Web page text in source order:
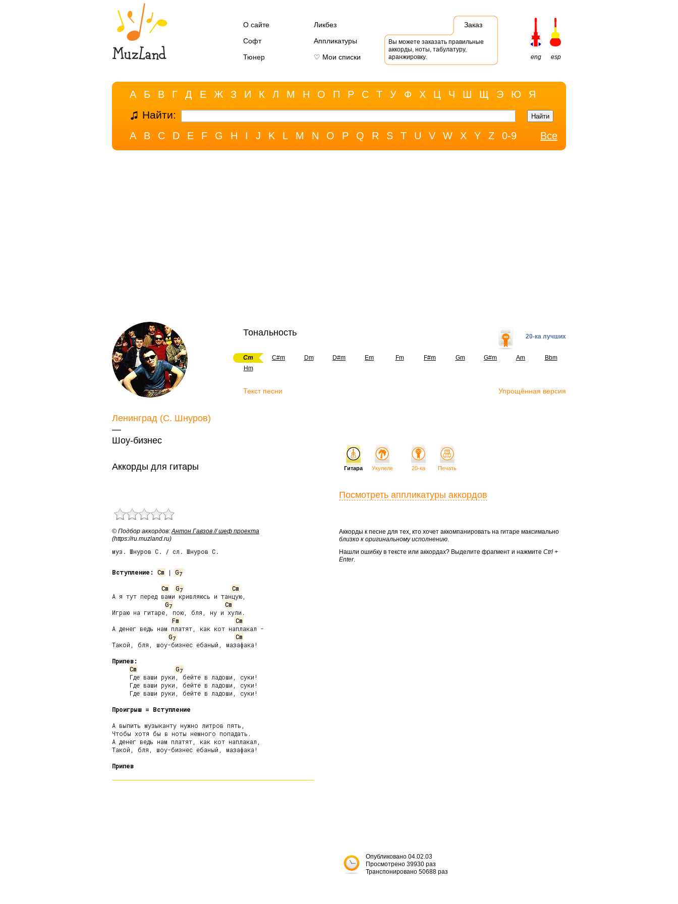
О сайте
Ликбез
Софт
Аппликатуры
Тюнер
♡ Мои списки
Заказ
Вы можете заказать правильные
аккорды, ноты, табулатуру,
аранжировку.
eng esp
А Б В Г Д Е Ж З И К Л М Н О П Р С Т У Ф Х Ц Ч Ш Щ Э Ю Я
Найти:
A B C D E F G H I J K L M N O P Q R S T U V W X Y Z 0-9 Все
Ленинград (С. Шнуров)
—
Шоу-бизнес
Тональность 20-ка лучших
Cm C#m Dm D#m Em Fm F#m Gm G#m Am
Bbm
Hm
Текст песни Упрощённая версия
Аккорды для гитары
© Подбор аккордов:Антон Гавзов // шеф проекта
(https://ru.muzland.ru)
муз. Шнуров С. / сл. Шнуров С.
Вступление: Cm | G7
Cm G7
Cm
А я тут перед вами кривляюсь и танцую,
G7
Cm
Играю на гитаре, пою, бля, ну и хули.
Fm
Cm
А денег ведь нам платят, как кот наплакал -
G7
Cm
Такой, бля, шоу-бизнес ебаный, мазафака!
Припев:
Cm
G7
     Где ваши руки, бейте в ладоши, суки!
     Где ваши руки, бейте в ладоши, суки!
     Где ваши руки, бейте в ладоши, суки!
Проигрыш = Вступление
А выпить музыканту нужно литров пять,
Чтобы хотя бы в ноты немного попадать.
А денег ведь нам платят, как кот наплакал,
Такой, бля, шоу-бизнес ебаный, мазафака!
Припев
Гитара Укулеле 20-ка Печать
Посмотреть аппликатуры аккордов
Аккорды к песне для тех, кто хочет аккомпанировать на гитаре максимально
близко к оригинальному исполнению.
Нашли ошибку в тексте или аккордах? Выделите фрагмент и нажмите Ctrl +
Enter.
Опубликовано 04.02.03
Просмотрено 39930 раз
Транспонировано 50688 раз